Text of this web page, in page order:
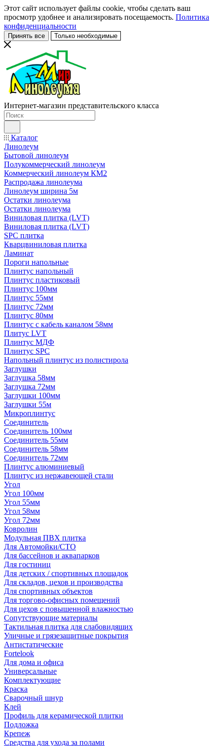
Этот сайт использует файлы cookie, чтобы сделать ваш
просмотр удобнее и анализировать посещаемость. Политика
конфиденциальности
Принять все Только необходимые
Интернет-магазин представительского класса
Каталог
Линолеум
Бытовой линолеум
Полукоммерческий линолеум
Коммерческий линолеум КМ2
Распродажа линолеума
Линолеум ширина 5м
Остатки линолеума
Остатки линолеума
Виниловая плитка (LVT)
Виниловая плитка (LVT)
SPC плитка
Кварцвиниловая плитка
Ламинат
Пороги напольные
Плинтус напольный
Плинтус пластиковый
Плинтус 100мм
Плинтус 55мм
Плинтус 72мм
Плинтус 80мм
Плинтус с кабель каналом 58мм
Плитус LVT
Плинтус МДФ
Плинтус SPC
Напольный плинтус из полистирола
Заглушки
Заглушка 58мм
Заглушка 72мм
Заглушки 100мм
Заглушки 55м
Микроплинтус
Соединитель
Соединитель 100мм
Соединитель 55мм
Соединитель 58мм
Соединитель 72мм
Плинтус алюминиевый
Плинтус из нержавеющей стали
Угол
Угол 100мм
Угол 55мм
Угол 58мм
Угол 72мм
Ковролин
Модульная ПВХ плитка
Для Автомойки/СТО
Для бассейнов и аквапарков
Для гостиниц
Для детских / спортивных площадок
Для складов, цехов и производства
Для спортивных объектов
Для торгово-офисных помещений
Для цехов с повышенной влажностью
Сопутствующие материалы
Тактильная плитка для слабовидящих
Уличные и грязезащитные покрытия
Антистатические
Fortelook
Для дома и офиса
Универсальные
Комплектующие
Краска
Сварочный шнур
Клей
Профиль для керамической плитки
Подложка
Крепеж
Средства для ухода за полами